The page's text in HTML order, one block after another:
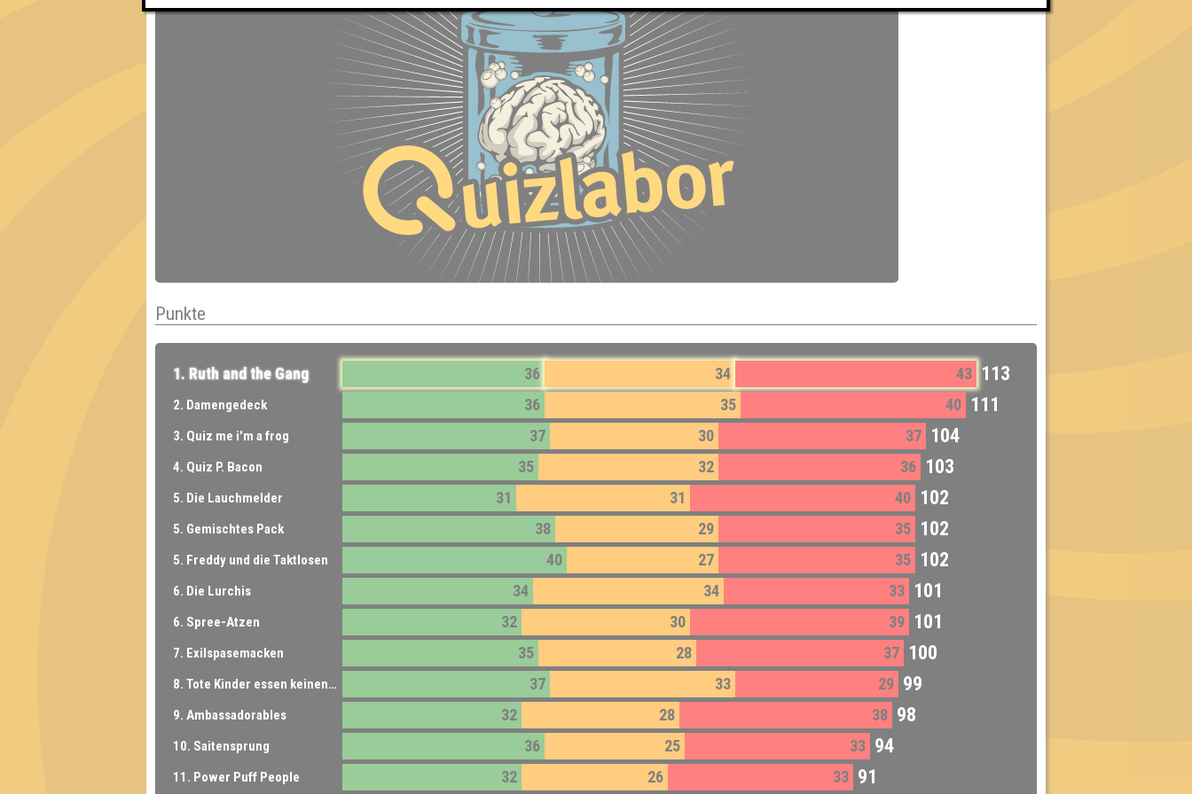
Punkte
1. Ruth and the Gang 36 34 43 113
2. Damengedeck 36 35 40 111
3. Quiz me i'm a frog 37 30 37 104
4. Quiz P. Bacon 35 32 36 103
5. Die Lauchmelder 31 31 40 102
5. Gemischtes Pack 38 29 35 102
5. Freddy und die Taktlosen 40 27 35 102
6. Die Lurchis 34 34 33 101
6. Spree-Atzen 32 30 39 101
7. Exilspasemacken 35 28 37 100
8. Tote Kinder essen keinen Brokkoli 37 33 29 99
9. Ambassadorables 32 28 38 98
10. Saitensprung 36 25 33 94
11. Power Puff People 32 26 33 91